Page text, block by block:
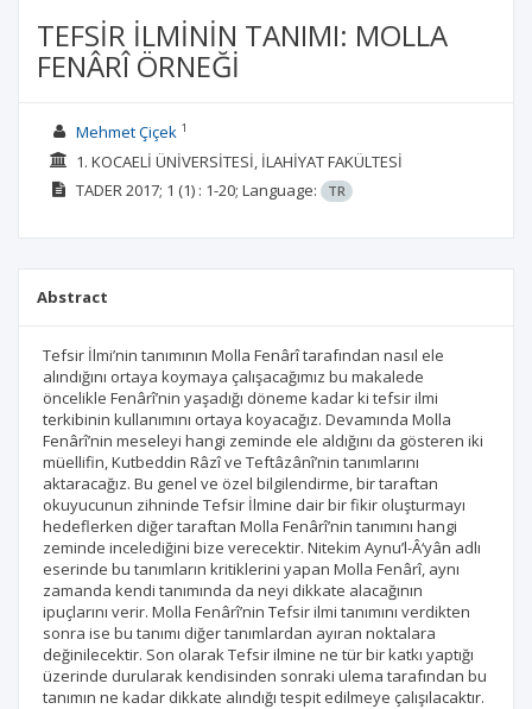
TEFSİR İLMİNİN TANIMI: MOLLA
FENÂRÎ ÖRNEĞİ
Mehmet Çiçek 1
1. KOCAELİ ÜNİVERSİTESİ, İLAHİYAT FAKÜLTESİ
TADER2017; 1 (1) : 1-20; Language: TR
Abstract
Tefsir İlmi’nin tanımının Molla Fenârî tarafından nasıl ele
alındığını ortaya koymaya çalışacağımız bu makalede
öncelikle Fenârî’nin yaşadığı döneme kadar ki tefsir ilmi
terkibinin kullanımını ortaya koyacağız. Devamında Molla
Fenârî’nin meseleyi hangi zeminde ele aldığını da gösteren iki
müellifin, Kutbeddin Râzî ve Teftâzânî’nin tanımlarını
aktaracağız. Bu genel ve özel bilgilendirme, bir taraftan
okuyucunun zihninde Tefsir İlmine dair bir fikir oluşturmayı
hedeflerken diğer taraftan Molla Fenârî’nin tanımını hangi
zeminde incelediğini bize verecektir. Nitekim Aynu’l-Â‘yân adlı
eserinde bu tanımların kritiklerini yapan Molla Fenârî, aynı
zamanda kendi tanımında da neyi dikkate alacağının
ipuçlarını verir. Molla Fenârî’nin Tefsir ilmi tanımını verdikten
sonra ise bu tanımı diğer tanımlardan ayıran noktalara
değinilecektir. Son olarak Tefsir ilmine ne tür bir katkı yaptığı
üzerinde durularak kendisinden sonraki ulema tarafından bu
tanımın ne kadar dikkate alındığı tespit edilmeye çalışılacaktır.